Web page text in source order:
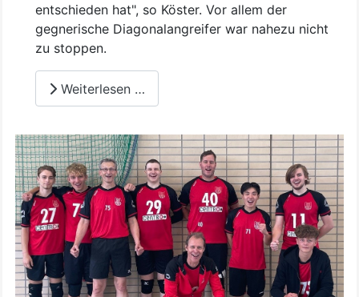
entschieden hat", so Köster. Vor allem der
gegnerische Diagonalangreifer war nahezu nicht
zu stoppen.
Weiterlesen …